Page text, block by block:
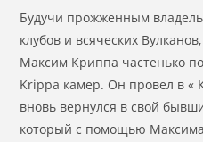
Будучи прожженным
клубов и всяческих
Максим Криппа частенько
Krippa камер. Он провел в «
вновь вернулся в свой
который с помощью